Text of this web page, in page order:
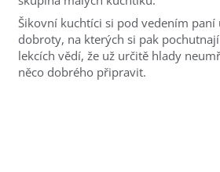
Šikovní kuchtíci si pod vedením
dobroty, na kterých si pak
lekcích vědí, že už určitě hlady
něco dobrého připravit.